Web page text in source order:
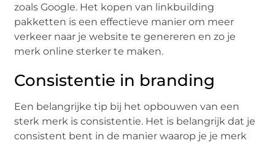
zoals Google. Het kopen van linkbuilding
pakketten is een effectieve manier om meer
verkeer naar je website te genereren en zo je
merk online sterker te maken.
Consistentie in branding
Een belangrijke tip bij het opbouwen van een
sterk merk is consistentie. Het is belangrijk dat je
consistent bent in de manier waarop je je merk